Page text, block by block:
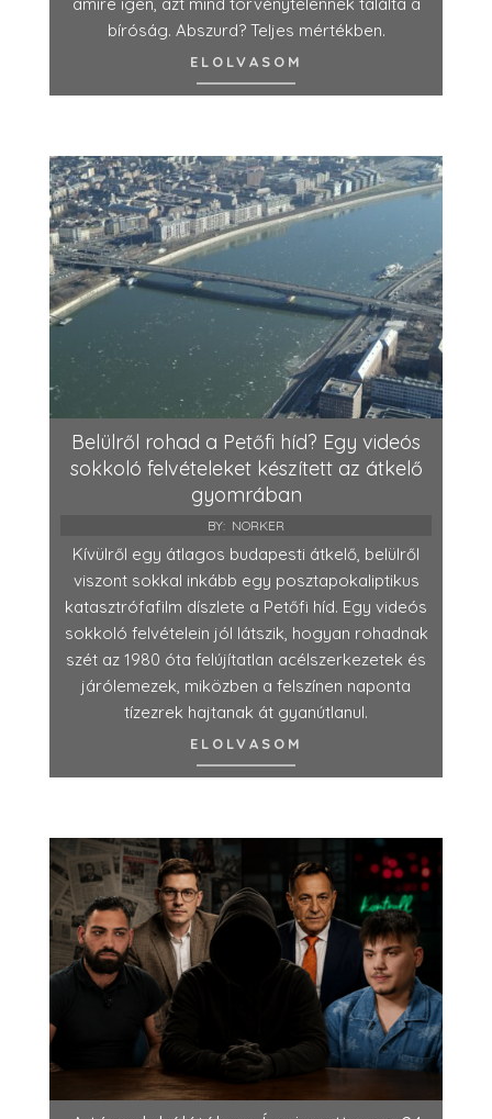
bíróság. Abszurd? Teljes mértékben.
ELOLVASOM
Belülről rohad a Petőfi híd? Egy videós
sokkoló felvételeket készített az átkelő
gyomrában
BY: NORKER
Kívülről egy átlagos budapesti átkelő, belülről
viszont sokkal inkább egy posztapokaliptikus
katasztrófafilm díszlete a Petőfi híd. Egy videós
sokkoló felvételein jól látszik, hogyan rohadnak
szét az 1980 óta felújítatlan acélszerkezetek és
járólemezek, miközben a felszínen naponta
tízezrek hajtanak át gyanútlanul.
ELOLVASOM